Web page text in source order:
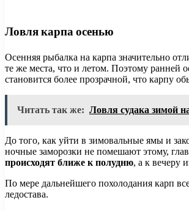
Ловля карпа осенью
Осенняя рыбалка на карпа значительно
те же места, что и летом. Поэтому ранней
становится более прозрачной, что карпу
Читать так же: Ловля судака зимой
До того, как уйти в зимовальные ямы и
ночные заморозки не помешают этому,
происходят ближе к полудню, а к вечеру
По мере дальнейшего похолодания карп
ледостава.